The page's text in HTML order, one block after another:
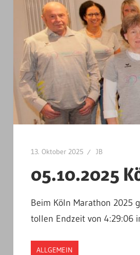
Runners
e.V.
13. Oktober 2025 JB
05.10.2025
Beim Köln Marathon
tollen Endzeit von 4:29:06
ALLGEMEIN